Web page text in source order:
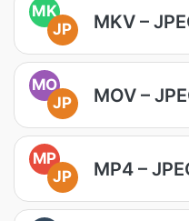
MK
JP
MKV –
MO
JP
MOV –
MP
JP
MP4 –